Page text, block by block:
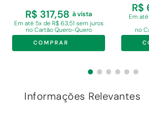
R$ 317,58 à vista
Em até 5x de R$ 63,51 sem juros
no Cartão Quero-Quero
COMPRAR
R$
Em
no
Informações Relevantes